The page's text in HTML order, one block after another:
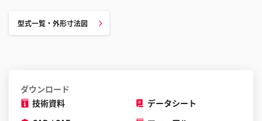
型式一覧・外形寸法図
ダウンロード
技術資料
データシート